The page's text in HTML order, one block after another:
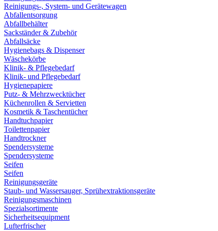
Reinigungs-, System- und Gerätewagen
Abfallentsorgung
Abfallbehälter
Sackständer & Zubehör
Abfallsäcke
Hygienebags & Dispenser
Wäschekörbe
Klinik- & Pflegebedarf
Klinik- und Pflegebedarf
Hygienepapiere
Putz- & Mehrzwecktücher
Küchenrollen & Servietten
Kosmetik & Taschentücher
Handtuchpapier
Toilettenpapier
Handtrockner
Spendersysteme
Spendersysteme
Seifen
Seifen
Reinigungsgeräte
Staub- und Wassersauger, Sprühextraktionsgeräte
Reinigungsmaschinen
Spezialsortimente
Sicherheitsequipment
Lufterfrischer